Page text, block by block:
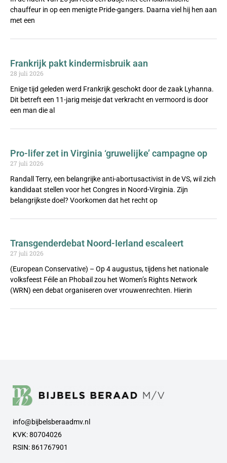
chauffeur in op een menigte Pride-gangers. Daarna viel hij hen aan
met een
Frankrijk pakt kindermisbruik aan
28 juli 2026
Enige tijd geleden werd Frankrijk geschokt door de zaak Lyhanna.
Dit betreft een 11-jarig meisje dat verkracht en vermoord is door
een man die al
Pro-lifer zet in Virginia ‘gruwelijke’ campagne op
27 juli 2026
Randall Terry, een belangrijke anti-abortusactivist in de VS, wil zich
kandidaat stellen voor het Congres in Noord-Virginia. Zijn
belangrijkste doel? Voorkomen dat het recht op
Transgenderdebat Noord-Ierland escaleert
27 juli 2026
(European Conservative) – Op 4 augustus, tijdens het nationale
volksfeest Féile an Phobail zou het Women’s Rights Network
(WRN) een debat organiseren over vrouwenrechten. Hierin
info@bijbelsberaadmv.nl
KVK: 80704026
RSIN: 861767901